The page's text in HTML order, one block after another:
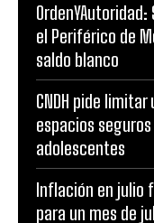
el Periférico de
saldo blanco
CNDH pide
espacios
adolescentes
Inflación en julio
para un mes de